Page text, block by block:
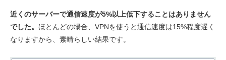
近くのサーバーで通信速度が5%以上低下することはありません
でした。 ほとんどの場合、VPNを使うと通信速度は15%程度遅く
なりますから、素晴らしい結果です。